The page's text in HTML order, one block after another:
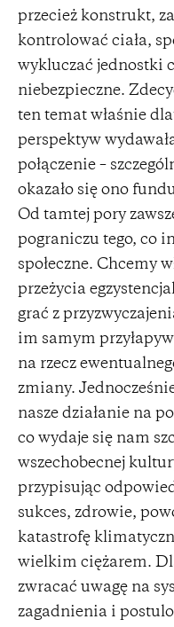
przecież konstrukt,
kontrolować ciała,
wykluczać jednostki
niebezpieczne.
ten temat właśnie
perspektyw
połączenie –
okazało się ono
Od tamtej pory
pograniczu tego, co
społeczne. Chcemy
przeżycia
grać z
im samym
na rzecz
zmiany.
nasze działanie na
co wydaje się nam
wszechobecnej
przypisując
sukces, zdrowie,
katastrofę
wielkim ciężarem.
zwracać uwagę na
zagadnienia i